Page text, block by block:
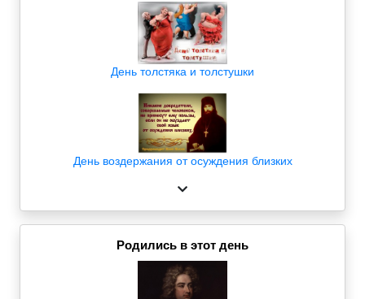
День толстяка и толстушки
День воздержания от осуждения близких
Родились в этот день